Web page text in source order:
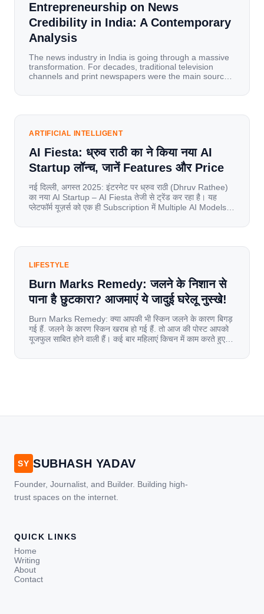
Entrepreneurship on News
Credibility in India: A Contemporary
Analysis
The news industry in India is going through a massive
transformation. For decades, traditional television
channels and print newspapers were the main sources
mobile data, affordable smartphones, and high-speed
has become a mobile-first market where consumers
ARTIFICIAL INTELLIGENT
AI Fiesta: ध्रुव राठी का ने किया नया AI
Startup लॉन्च, जानें Features और Price
नई दिल्ली, अगस्त 2025: इंटरनेट पर ध्रुव राठी (Dhruv Rathee)
का नया AI Startup – AI Fiesta तेजी से ट्रेंड कर रहा है। यह
प्लेटफॉर्म यूज़र्स को एक ही Subscription में Multiple AI Models
यूज़र्स का जबरदस्त रिस्पॉन्स लॉन्च के तुरंत […]
LIFESTYLE
Burn Marks Remedy: जलने के निशान से
पाना है छुटकारा? आजमाएं ये जादुई घरेलू नुस्खे!
Burn Marks Remedy: क्या आपकी भी स्किन जलने के कारण बिगड़
गई हैं. जलने के कारण स्किन खराब हो गई हैं. तो आज की पोस्ट आपको
यूजफुल साबित होने वाली हैं। कई बार महिलाएं किचन में काम करते हुए
[…]
SY SUBHASH YADAV
Founder, Journalist, and Builder. Building high-
trust spaces on the internet.
QUICK LINKS
Home
Writing
About
Contact